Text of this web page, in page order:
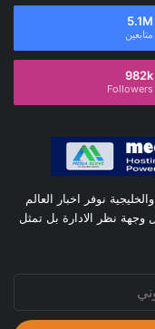
5.1M
متابعين
982k
Followers
نوفر اخبار العالم
وجهة نظر الادارة بل تمثل